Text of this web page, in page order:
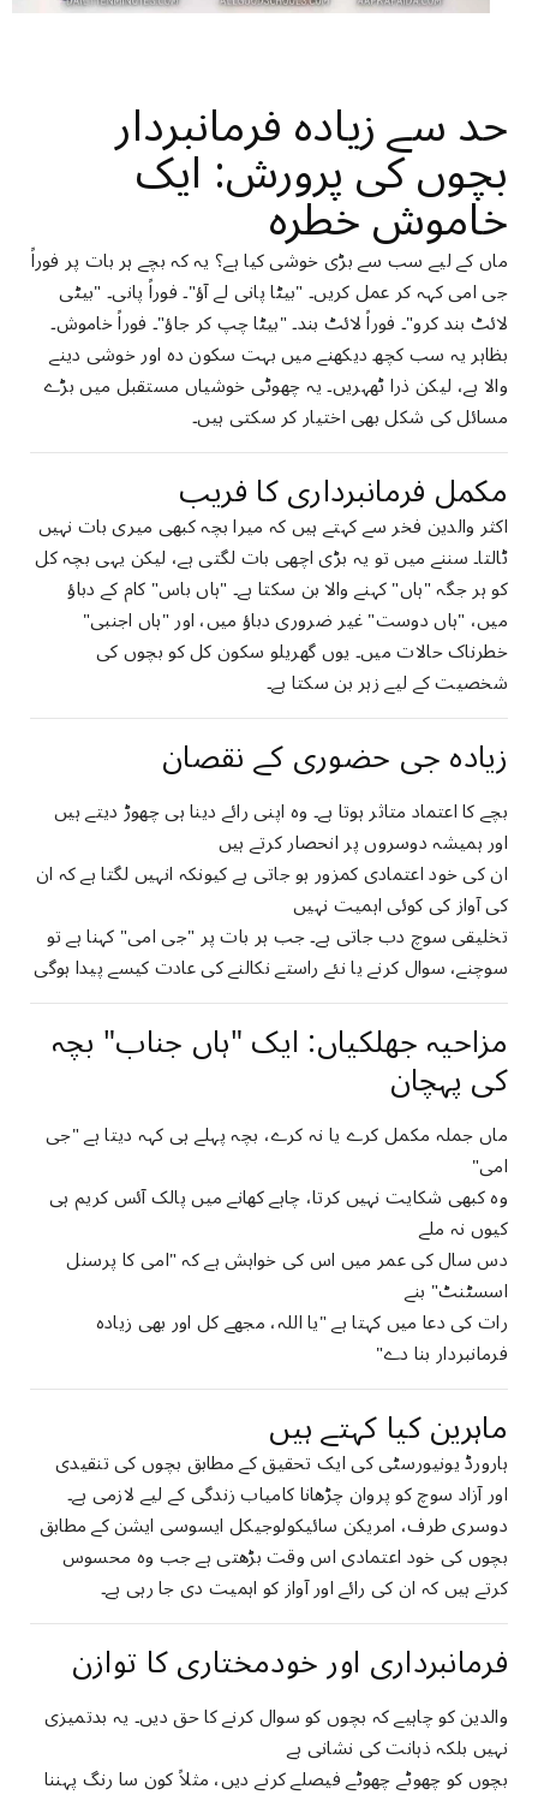
حد سے زیادہ فرمانبردار
بچوں کی پرورش: ایک
خاموش خطرہ
ماں کے لیے سب سے بڑی خوشی کیا ہے؟ یہ کہ بچے ہر بات پر فوراً
جی امی کہہ کر عمل کریں۔ "بیٹا پانی لے آؤ"۔ فوراً پانی۔ "بیٹی
لائٹ بند کرو"۔ فوراً لائٹ بند۔ "بیٹا چپ کر جاؤ"۔ فوراً خاموش۔
بظاہر یہ سب کچھ دیکھنے میں بہت سکون دہ اور خوشی دینے
والا ہے، لیکن ذرا ٹھہریں۔ یہ چھوٹی خوشیاں مستقبل میں بڑے
مسائل کی شکل بھی اختیار کر سکتی ہیں۔
مکمل فرمانبرداری کا فریب
اکثر والدین فخر سے کہتے ہیں کہ میرا بچہ کبھی میری بات نہیں
ٹالتا۔ سننے میں تو یہ بڑی اچھی بات لگتی ہے، لیکن یہی بچہ کل
کو ہر جگہ "ہاں" کہنے والا بن سکتا ہے۔ "ہاں باس" کام کے دباؤ
میں، "ہاں دوست" غیر ضروری دباؤ میں، اور "ہاں اجنبی"
خطرناک حالات میں۔ یوں گھریلو سکون کل کو بچوں کی
شخصیت کے لیے زہر بن سکتا ہے۔
زیادہ جی حضوری کے نقصان
بچے کا اعتماد متاثر ہوتا ہے۔ وہ اپنی رائے دینا ہی چھوڑ دیتے ہیں
اور ہمیشہ دوسروں پر انحصار کرتے ہیں
ان کی خود اعتمادی کمزور ہو جاتی ہے کیونکہ انہیں لگتا ہے کہ ان
کی آواز کی کوئی اہمیت نہیں
تخلیقی سوچ دب جاتی ہے۔ جب ہر بات پر "جی امی" کہنا ہے تو
سوچنے، سوال کرنے یا نئے راستے نکالنے کی عادت کیسے پیدا ہوگی
مزاحیہ جھلکیاں: ایک "ہاں جناب" بچہ
کی پہچان
ماں جملہ مکمل کرے یا نہ کرے، بچہ پہلے ہی کہہ دیتا ہے "جی
امی"
وہ کبھی شکایت نہیں کرتا، چاہے کھانے میں پالک آئس کریم ہی
کیوں نہ ملے
دس سال کی عمر میں اس کی خواہش ہے کہ "امی کا پرسنل
اسسٹنٹ" بنے
رات کی دعا میں کہتا ہے "یا اللہ، مجھے کل اور بھی زیادہ
فرمانبردار بنا دے"
ماہرین کیا کہتے ہیں
ہارورڈ یونیورسٹی کی ایک تحقیق کے مطابق بچوں کی تنقیدی
اور آزاد سوچ کو پروان چڑھانا کامیاب زندگی کے لیے لازمی ہے۔
دوسری طرف، امریکن سائیکولوجیکل ایسوسی ایشن کے مطابق
بچوں کی خود اعتمادی اس وقت بڑھتی ہے جب وہ محسوس
کرتے ہیں کہ ان کی رائے اور آواز کو اہمیت دی جا رہی ہے۔
فرمانبرداری اور خودمختاری کا توازن
والدین کو چاہیے کہ بچوں کو سوال کرنے کا حق دیں۔ یہ بدتمیزی
نہیں بلکہ ذہانت کی نشانی ہے
بچوں کو چھوٹے چھوٹے فیصلے کرنے دیں، مثلاً کون سا رنگ پہننا